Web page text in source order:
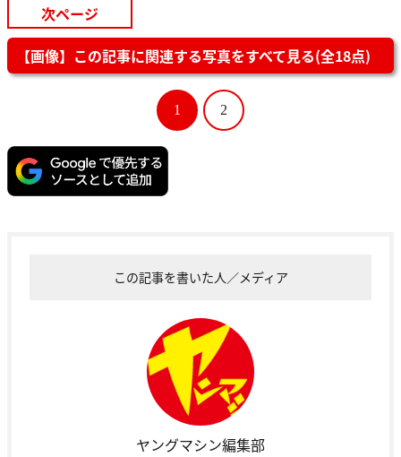
次ページ
【画像】この記事に関連する写真をすべて見る(全18点)
1 2
この記事を書いた人／メディア
ヤングマシン編集部